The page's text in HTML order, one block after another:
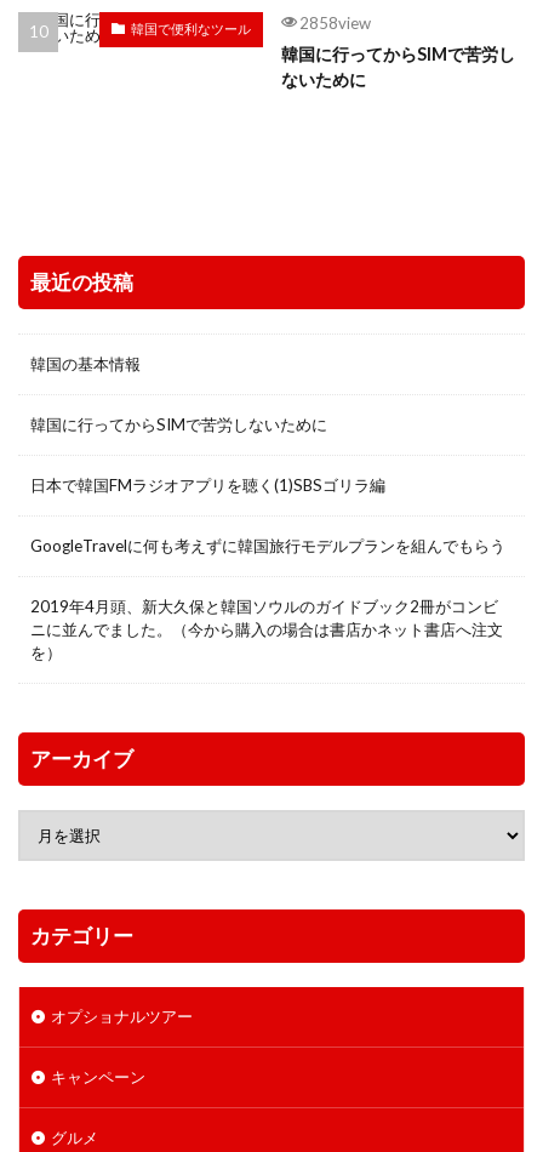
韓国で便利なツール 2858view
韓国に行ってからSIMで苦労し
ないために
最近の投稿
韓国の基本情報
韓国に行ってからSIMで苦労しないために
日本で韓国FMラジオアプリを聴く(1)SBSゴリラ編
GoogleTravelに何も考えずに韓国旅行モデルプランを組んでもらう
2019年4月頭、新大久保と韓国ソウルのガイドブック2冊がコンビ
ニに並んでました。（今から購入の場合は書店かネット書店へ注文
を）
アーカイブ
カテゴリー
オプショナルツアー
キャンペーン
グルメ